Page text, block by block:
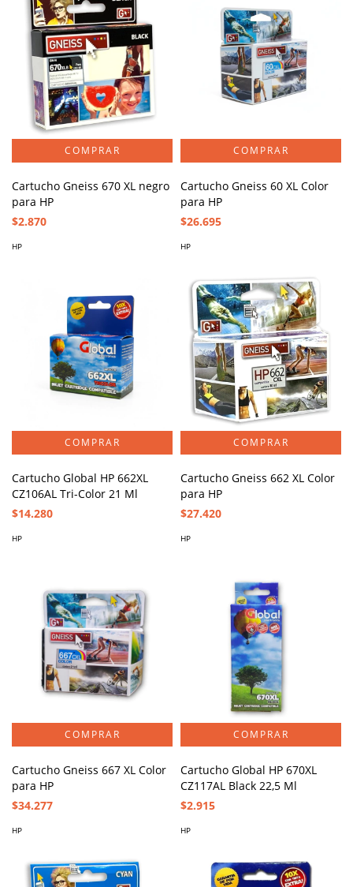
Cartucho Gneiss 670 XL negro
para HP
$2.870
HP
Cartucho Gneiss 60 XL Color
para HP
$26.695
HP
Cartucho Global HP 662XL
CZ106AL Tri-Color 21 Ml
$14.280
HP
Cartucho Gneiss 662 XL Color
para HP
$27.420
HP
Cartucho Gneiss 667 XL Color
para HP
$34.277
HP
Cartucho Global HP 670XL
CZ117AL Black 22,5 Ml
$2.915
HP